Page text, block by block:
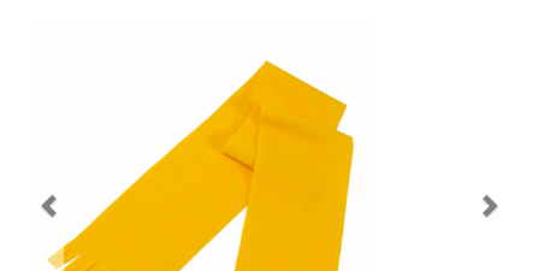
Navidad 🎄 Invierno
Tecnología